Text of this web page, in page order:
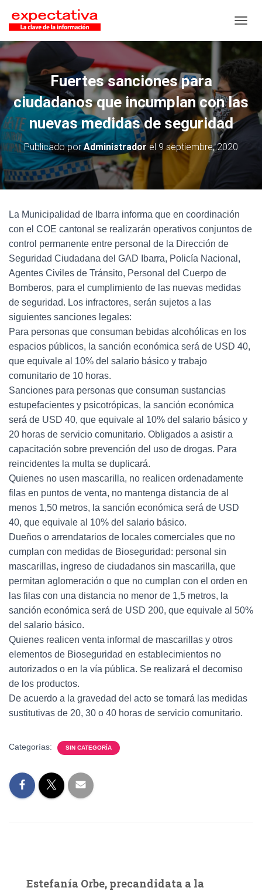
Fuertes sanciones para
ciudadanos que incumplan con las
nuevas medidas de seguridad
Publicado porAdministrador el 9 septiembre, 2020
La Municipalidad de Ibarra informa que en coordinación
con el COE cantonal se realizarán operativos conjuntos de
control permanente entre personal de la Dirección de
Seguridad Ciudadana del GAD Ibarra, Policía Nacional,
Agentes Civiles de Tránsito, Personal del Cuerpo de
Bomberos, para el cumplimiento de las nuevas medidas
de seguridad. Los infractores, serán sujetos a las
siguientes sanciones legales:
Para personas que consuman bebidas alcohólicas en los
espacios públicos, la sanción económica será de USD 40,
que equivale al 10% del salario básico y trabajo
comunitario de 10 horas.
Sanciones para personas que consuman sustancias
estupefacientes y psicotrópicas, la sanción económica
será de USD 40, que equivale al 10% del salario básico y
20 horas de servicio comunitario. Obligados a asistir a
capacitación sobre prevención del uso de drogas. Para
reincidentes la multa se duplicará.
Quienes no usen mascarilla, no realicen ordenadamente
filas en puntos de venta, no mantenga distancia de al
menos 1,50 metros, la sanción económica será de USD
40, que equivale al 10% del salario básico.
Dueños o arrendatarios de locales comerciales que no
cumplan con medidas de Bioseguridad: personal sin
mascarillas, ingreso de ciudadanos sin mascarilla, que
permitan aglomeración o que no cumplan con el orden en
las filas con una distancia no menor de 1,5 metros, la
sanción económica será de USD 200, que equivale al 50%
del salario básico.
Quienes realicen venta informal de mascarillas y otros
elementos de Bioseguridad en establecimientos no
autorizados o en la vía pública. Se realizará el decomiso
de los productos.
De acuerdo a la gravedad del acto se tomará las medidas
sustitutivas de 20, 30 o 40 horas de servicio comunitario.
Categorías: SIN CATEGORÍA
Estefanía Orbe, precandidata a la